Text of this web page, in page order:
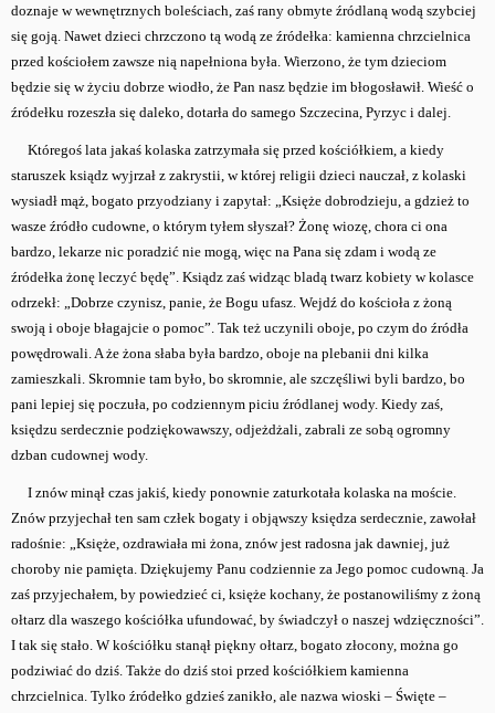
doznaje w wewnętrznych boleściach, zaś rany obmyte źródlaną wodą szybciej
się goją. Nawet dzieci chrzczono tą wodą ze źródełka: kamienna chrzcielnica
przed kościołem zawsze nią napełniona była. Wierzono, że tym dzieciom
będzie się w życiu dobrze wiodło, że Pan nasz będzie im błogosławił. Wieść o
źródełku rozeszła się daleko, dotarła do samego Szczecina, Pyrzyc i dalej.
Któregoś lata jakaś kolaska zatrzymała się przed kościółkiem, a kiedy
staruszek ksiądz wyjrzał z zakrystii, w której religii dzieci nauczał, z kolaski
wysiadł mąż, bogato przyodziany i zapytał: „Księże dobrodzieju, a gdzież to
wasze źródło cudowne, o którym tyłem słyszał? Żonę wiozę, chora ci ona
bardzo, lekarze nic poradzić nie mogą, więc na Pana się zdam i wodą ze
źródełka żonę leczyć będę”. Ksiądz zaś widząc bladą twarz kobiety w kolasce
odrzekł: „Dobrze czynisz, panie, że Bogu ufasz. Wejdź do kościoła z żoną
swoją i oboje błagajcie o pomoc”. Tak też uczynili oboje, po czym do źródła
powędrowali. A że żona słaba była bardzo, oboje na plebanii dni kilka
zamieszkali. Skromnie tam było, bo skromnie, ale szczęśliwi byli bardzo, bo
pani lepiej się poczuła, po codziennym piciu źródlanej wody. Kiedy zaś,
księdzu serdecznie podziękowawszy, odjeżdżali, zabrali ze sobą ogromny
dzban cudownej wody.
I znów minął czas jakiś, kiedy ponownie zaturkotała kolaska na moście.
Znów przyjechał ten sam człek bogaty i objąwszy księdza serdecznie, zawołał
radośnie: „Księże, ozdrawiała mi żona, znów jest radosna jak dawniej, już
choroby nie pamięta. Dziękujemy Panu codziennie za Jego pomoc cudowną. Ja
zaś przyjechałem, by powiedzieć ci, księże kochany, że postanowiliśmy z żoną
ołtarz dla waszego kościółka ufundować, by świadczył o naszej wdzięczności”.
I tak się stało. W kościółku stanął piękny ołtarz, bogato złocony, można go
podziwiać do dziś. Także do dziś stoi przed kościółkiem kamienna
chrzcielnica. Tylko źródełko gdzieś zanikło, ale nazwa wioski – Święte –